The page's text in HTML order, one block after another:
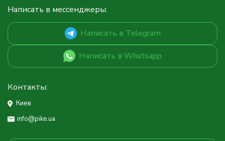
Написать в мессенджеры:
Написать в Telegram
Написать в Whatsapp
Контакты:
Киев
info@pike.ua